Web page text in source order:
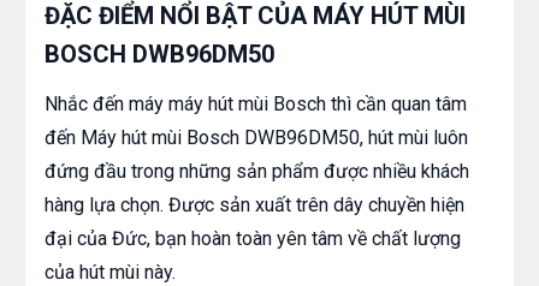
ĐẶC ĐIỂM NỔI BẬT CỦA MÁY HÚT MÙI
BOSCH DWB96DM50
Nhắc đến máy máy hút mùi Bosch thì cần quan tâm
đến Máy hút mùi Bosch DWB96DM50, hút mùi luôn
đứng đầu trong những sản phẩm được nhiều khách
hàng lựa chọn. Được sản xuất trên dây chuyền hiện
đại của Đức, bạn hoàn toàn yên tâm về chất lượng
của hút mùi này.